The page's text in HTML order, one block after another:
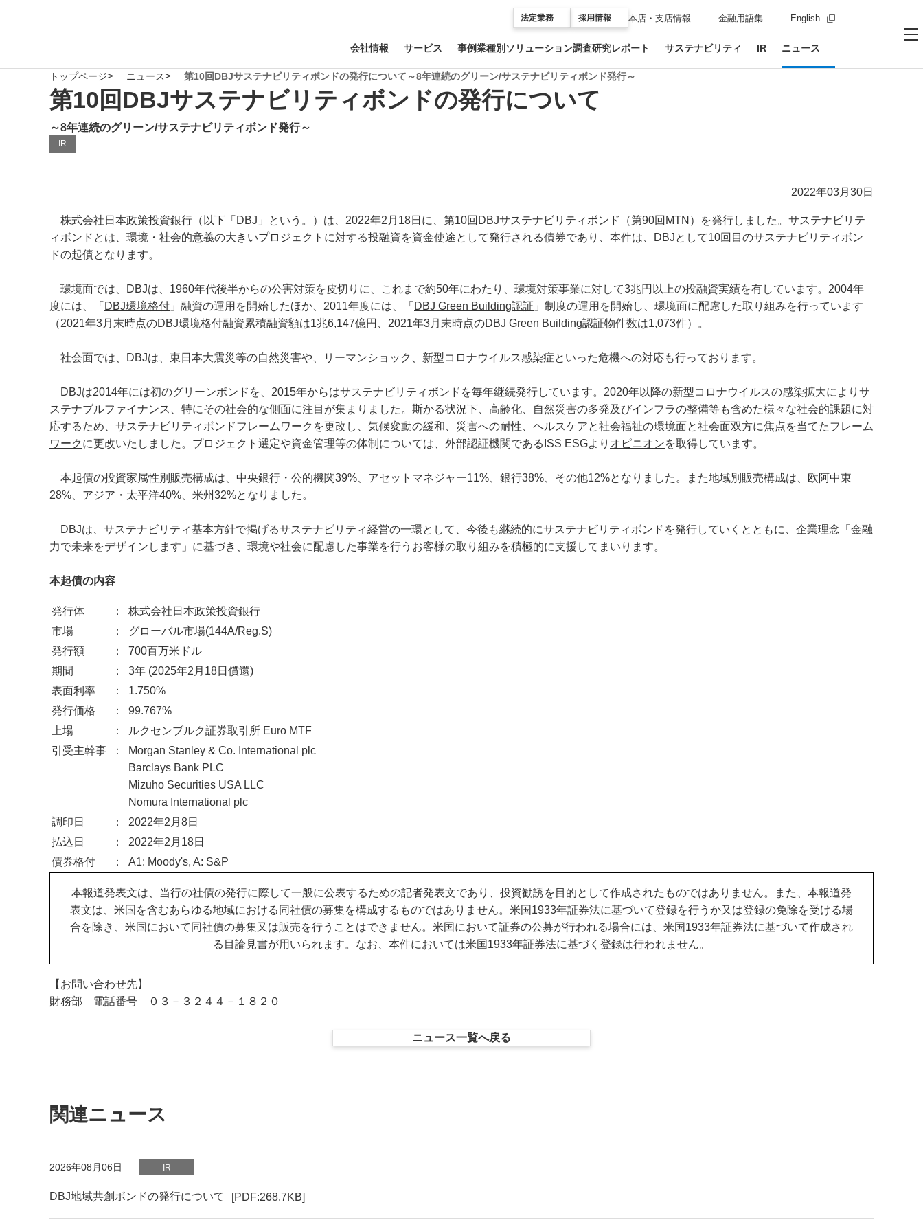
法定業務 採用情報 本店・支店情報 金融用語集 English 新規ウィンドウを開
会社情報 サービス 事例業種別ソリューション調査研究レポート サステナビリティ IR ニュース
トップページ ニュース 第10回DBJサステナビリティボンドの発行について～8年連続のグリーン/サステナビリティボンド発行～
第10回DBJサステナビリティボンドの発行について
～8年連続のグリーン/サステナビリティボンド発行～
IR
2022年03月30日
株式会社日本政策投資銀行（以下「DBJ」という。）は、2022年2月18日に、第10回DBJサステナビリティボンド（第90回MTN）を発行しました。サステナビリテ
ィボンドとは、環境・社会的意義の大きいプロジェクトに対する投融資を資金使途として発行される債券であり、本件は、DBJとして10回目のサステナビリティボン
ドの起債となります。
環境面では、DBJは、1960年代後半からの公害対策を皮切りに、これまで約50年にわたり、環境対策事業に対して3兆円以上の投融資実績を有しています。2004年
度には、「 DBJ環境格付 」融資の運用を開始したほか、2011年度には、「 DBJ Green Building認証 」制度の運用を開始し、環境面に配慮した取り組みを行っています
（2021年3月末時点のDBJ環境格付融資累積融資額は1兆6,147億円、2021年3月末時点のDBJ Green Building認証物件数は1,073件）。
社会面では、DBJは、東日本大震災等の自然災害や、リーマンショック、新型コロナウイルス感染症といった危機への対応も行っております。
DBJは2014年には初のグリーンボンドを、2015年からはサステナビリティボンドを毎年継続発行しています。2020年以降の新型コロナウイルスの感染拡大によりサ
ステナブルファイナンス、特にその社会的な側面に注目が集まりました。斯かる状況下、高齢化、自然災害の多発及びインフラの整備等も含めた様々な社会的課題に対
応するため、サステナビリティボンドフレームワークを更改し、気候変動の緩和、災害への耐性、ヘルスケアと社会福祉の環境面と社会面双方に焦点を当てたフレーム
ワーク に更改いたしました。プロジェクト選定や資金管理等の体制については、外部認証機関であるISS ESGより オピニオンを取得しています。
本起債の投資家属性別販売構成は、中央銀行・公的機関39%、アセットマネジャー11%、銀行38%、その他12%となりました。また地域別販売構成は、欧阿中東
28%、アジア・太平洋40%、米州32%となりました。
DBJは、サステナビリティ基本方針で掲げるサステナビリティ経営の一環として、今後も継続的にサステナビリティボンドを発行していくとともに、企業理念「金融
力で未来をデザインします」に基づき、環境や社会に配慮した事業を行うお客様の取り組みを積極的に支援してまいります。
本起債の内容
発行体 ：
株式会社日本政策投資銀行
市場
：
グローバル市場(144A/Reg.S)
発行額
：
700百万米ドル
期間
：
3年 (2025年2月18日償還)
表面利率
：
1.750%
発行価格
：
99.767%
上場
：
ルクセンブルク証券取引所 Euro MTF
引受主幹事
：
Morgan Stanley & Co. International plc
Barclays Bank PLC
Mizuho Securities USA LLC
Nomura International plc
調印日
：
2022年2月8日
払込日
：
2022年2月18日
債券格付
： A1: Moody's, A: S&P
本報道発表文は、当行の社債の発行に際して一般に公表するための記者発表文であり、投資勧誘を目的として作成されたものではありません。また、本報道発
表文は、米国を含むあらゆる地域における同社債の募集を構成するものではありません。米国 1933年証券法に基づいて登録を行うか又は登録の免除を受ける場
合を除き、米国において同社債の募集又は販売を行うことはできません。米国において証券の公募が行われる場合には、米国 1933年証券法に基づいて作成され
る目論見書が用いられます。なお、本件においては米国 1933年証券法に基づく登録は行われません。
【お問い合わせ先】
財務部 電話番号 ０３－３２４４－１８２０
ニュース一覧へ戻る
関連ニュース
2026年08月06日 IR
DBJ地域共創ボンドの発行について [PDF:268.7KB]
PDFファイルが新規ウィンドウで開きます